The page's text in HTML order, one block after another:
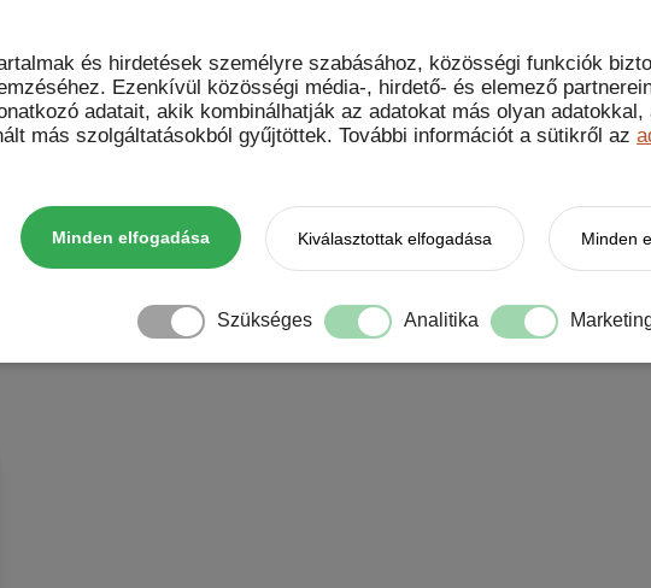
és hirdetések személyre szabásához, közösségi funkciók
Ezenkívül közösségi média-, hirdető- és elemező
adatait, akik kombinálhatják az adatokat más olyan
más szolgáltatásokból gyűjtöttek. További információt a sütikről az
Minden elfogadása Kiválasztottak elfogadása Minden
Szükséges Analitika
a böngészőben a következő hozzászólásomhoz.
your comment data is processed.